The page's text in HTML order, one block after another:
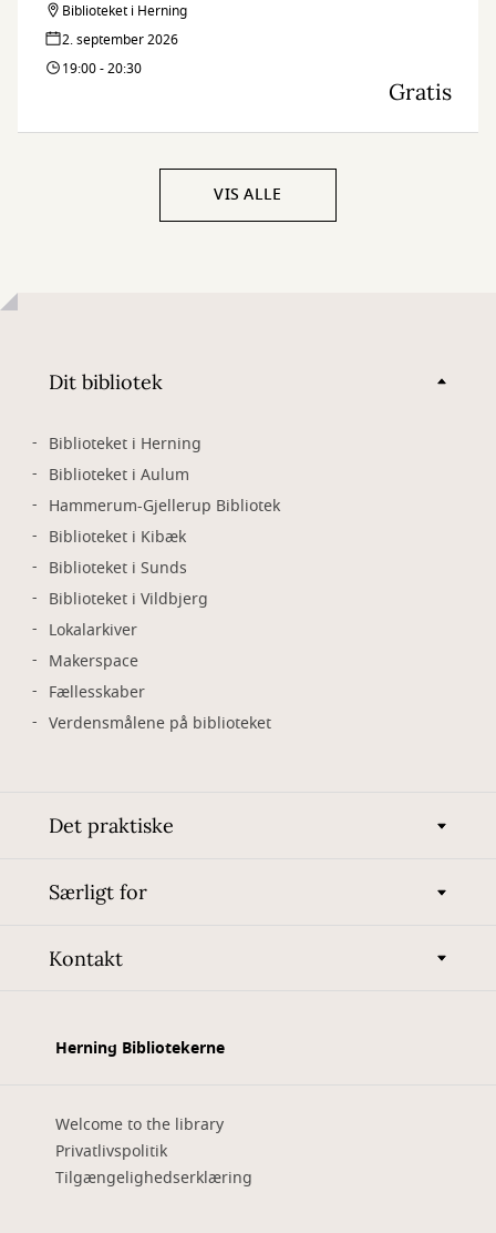
Biblioteket i Herning
2. september 2026
19:00 - 20:30
Gratis
VIS ALLE
Dit bibliotek
Biblioteket i Herning
Biblioteket i Aulum
Hammerum-Gjellerup Bibliotek
Biblioteket i Kibæk
Biblioteket i Sunds
Biblioteket i Vildbjerg
Lokalarkiver
Makerspace
Fællesskaber
Verdensmålene på biblioteket
Det praktiske
Særligt for
Kontakt
Herning Bibliotekerne
Welcome to the library
Privatlivspolitik
Tilgængelighedserklæring